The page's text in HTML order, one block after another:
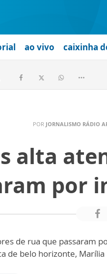
ao vivo caixinha
POR JORNALISMO RÁDIO
alta
por
de rua que passaram
de belo horizonte, Marília